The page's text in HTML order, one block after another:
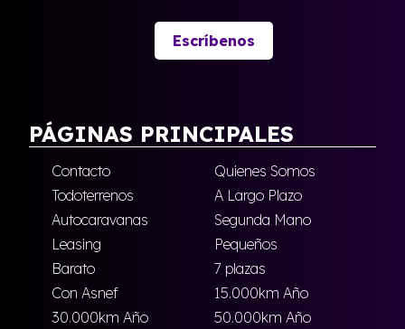
Escríbenos
PÁGINAS PRINCIPALES
Contacto
Quienes Somos
Todoterrenos
A Largo Plazo
Autocaravanas
Segunda Mano
Leasing
Pequeños
Barato
7 plazas
Con Asnef
15.000km Año
30.000km Año
50.000km Año